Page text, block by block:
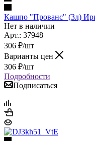
Кашпо "Прованс" (3л)
Нет в наличии
Арт.: 37948
306 ₽/шт
Варианты цен
306 ₽/шт
Подробности
Подписаться